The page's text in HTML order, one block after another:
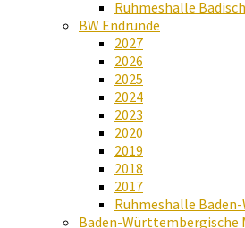
Ruhmeshalle
BW Endrunde
2027
2026
2025
2024
2023
2020
2019
2018
2017
Ruhmeshalle
Baden-Württembergische